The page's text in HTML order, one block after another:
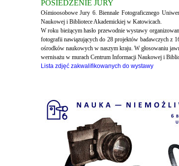
POSIEDZENIE JURY
Ośmioosobowe Jury 6. Biennale Fotograficznego
Naukowej i Bibliotece Akademickiej w Katowicach.
W roku bieżącym hasło przewodnie wystawy
fotografii nawiązujących do 28 projektów badawczych z
ośrodków naukowych w naszym kraju. W głosowaniu
wernisażu w murach Centrum Informacji Naukowej i
Lista zdjęć zakwalifikowanych do wystawy